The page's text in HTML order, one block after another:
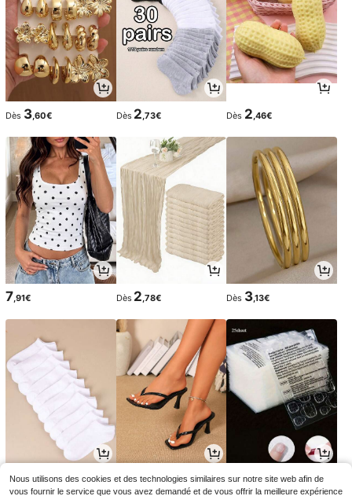
Dès 3,60€ Dès 2,73€ Dès 2,46€
7,91€ Dès 2,78€ Dès 3,13€
Dès2 ,88€ 11,61€11,85€ -2% 3,38€
Nous utilisons des cookies et des technologies similaires sur notre site web afin de
vous fournir le service que vous avez demandé et de vous offrir la meilleure expérience